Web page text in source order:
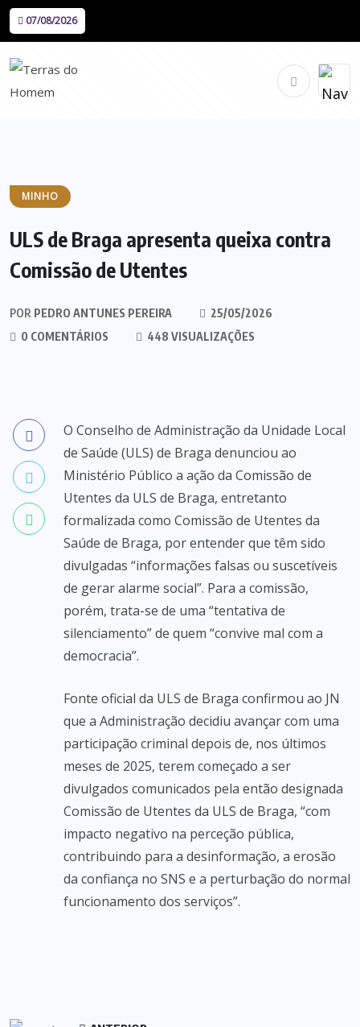
07/08/2026
MINHO
ULS de Braga apresenta queixa contra
Comissão de Utentes
POR PEDRO ANTUNES PEREIRA
25/05/2026
0 COMENTÁRIOS
448 VISUALIZAÇÕES
O Conselho de Administração da Unidade Local
de Saúde (ULS) de Braga denunciou ao
Ministério Público a ação da Comissão de
Utentes da ULS de Braga, entretanto
formalizada como Comissão de Utentes da
Saúde de Braga, por entender que têm sido
divulgadas “informações falsas ou suscetíveis
de gerar alarme social”. Para a comissão,
porém, trata-se de uma “tentativa de
silenciamento” de quem “convive mal com a
democracia”.
Fonte oficial da ULS de Braga confirmou ao JN
que a Administração decidiu avançar com uma
participação criminal depois de, nos últimos
meses de 2025, terem começado a ser
divulgados comunicados pela então designada
Comissão de Utentes da ULS de Braga, “com
impacto negativo na perceção pública,
contribuindo para a desinformação, a erosão
da confiança no SNS e a perturbação do normal
funcionamento dos serviços”.